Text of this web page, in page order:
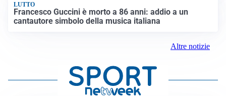
LUTTO
Francesco Guccini è morto a 86 anni: addio a un
cantautore simbolo della musica italiana
Altre notizie